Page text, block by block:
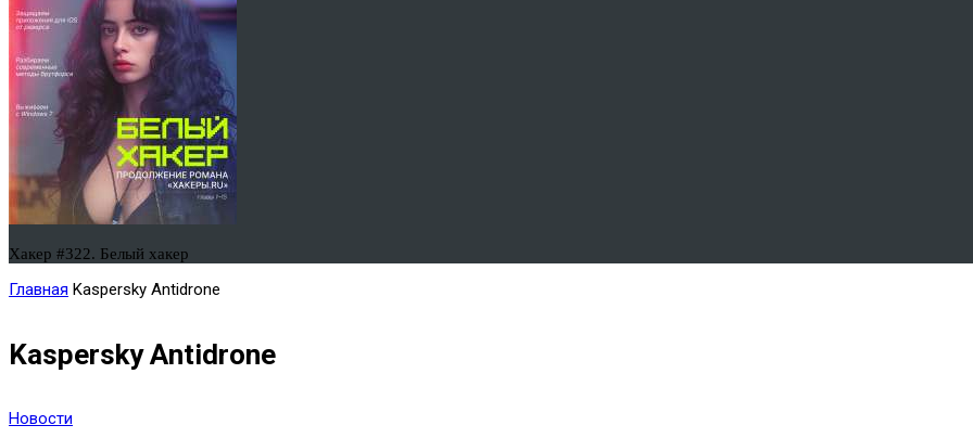
Хакер #322. Белый хакер
Главная Kaspersky Antidrone
Kaspersky Antidrone
Новости